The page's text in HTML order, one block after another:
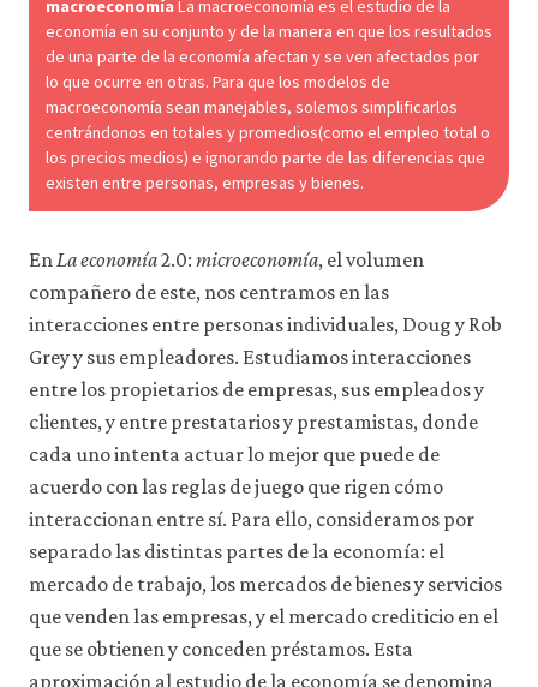
través
configuración
navegador,
pero
es
que
afecte
a
las
prestaciones
del
sitio
(como,
por
para
acceder
para
los
que
macroeconomíaLa macroeconomía es el estudio de la
economía en su conjunto y de la manera en que los resultados
de una parte de la economía afectan y se ven afectados por
lo que ocurre en otras. Para que los modelos de
macroeconomía sean manejables, solemos simplificarlos
centrándonos en totales y promedios(como el empleo total o
los precios medios) e ignorando parte de las diferencias que
existen entre personas, empresas y bienes.
EnLa economía2.0: microeconomía, el volumen
compañero de este, nos centramos en las
interacciones entre personas individuales, Doug y Rob
Grey y sus empleadores. Estudiamos interacciones
entre los propietarios de empresas, sus empleados y
clientes, y entre prestatarios y prestamistas, donde
cada uno intenta actuar lo mejor que puede de
acuerdo con las reglas de juego que rigen cómo
interaccionan entre sí. Para ello, consideramos por
separado las distintas partes de la economía: el
mercado de trabajo, los mercados de bienes y servicios
que venden las empresas, y el mercado crediticio en el
que se obtienen y conceden préstamos. Esta
aproximación al estudio de la economía se denomina